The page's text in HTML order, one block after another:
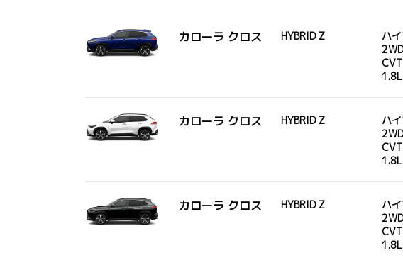
カローラ クロス HYBRID Z
ハ
CVT
1.8L
カローラ クロス HYBRID Z
ハ
CVT
1.8L
カローラ クロス HYBRID Z
ハ
CVT
1.8L